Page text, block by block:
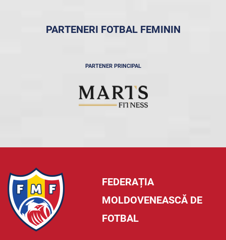
PARTENERI FOTBAL FEMININ
PARTENER PRINCIPAL
FEDERAȚIA
MOLDOVENEASCĂ DE
FOTBAL